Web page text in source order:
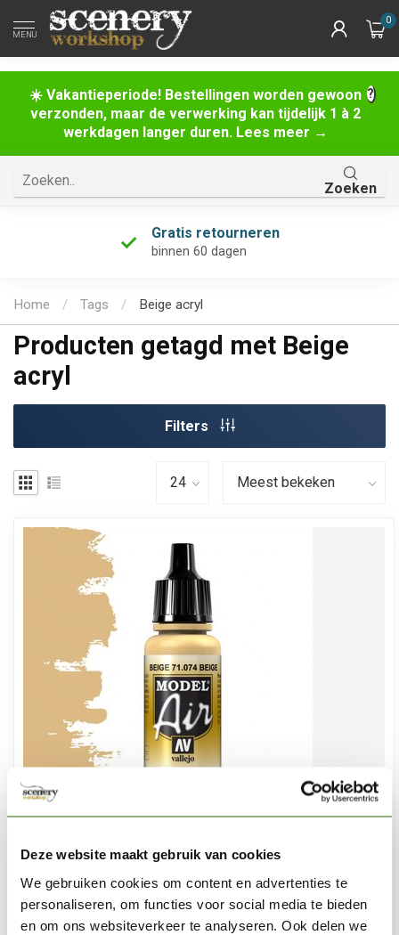
Deze website maakt gebruik van cookies
We gebruiken cookies om content en advertenties te
personaliseren, om functies voor social media te bieden
en om ons websiteverkeer te analyseren. Ook delen we
☀️ Vakantieperiode! Bestellingen worden gewoon
verzonden, maar de verwerking kan tijdelijk 1 à 2
werkdagen langer duren. Lees meer →
MENU
0
Zoeken
Gratis retourneren
binnen 60 dagen
Home / Tags / Beige acryl
Producten getagd met Beige
acryl
Filters
Model Air Beige - 17ml - 71074
€3,06
Op voorraad